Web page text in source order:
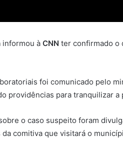
informou à CNN ter confirmado o
foi comunicado pelo
providências para tranquilizar
o caso suspeito foram
comitiva que visitará o